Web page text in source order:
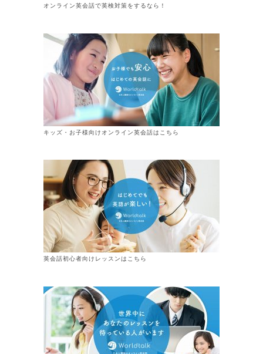
オンライン英会話で英検対策をするなら！
キッズ・お子様向けオンライン英会話はこちら
英会話初心者向けレッスンはこちら